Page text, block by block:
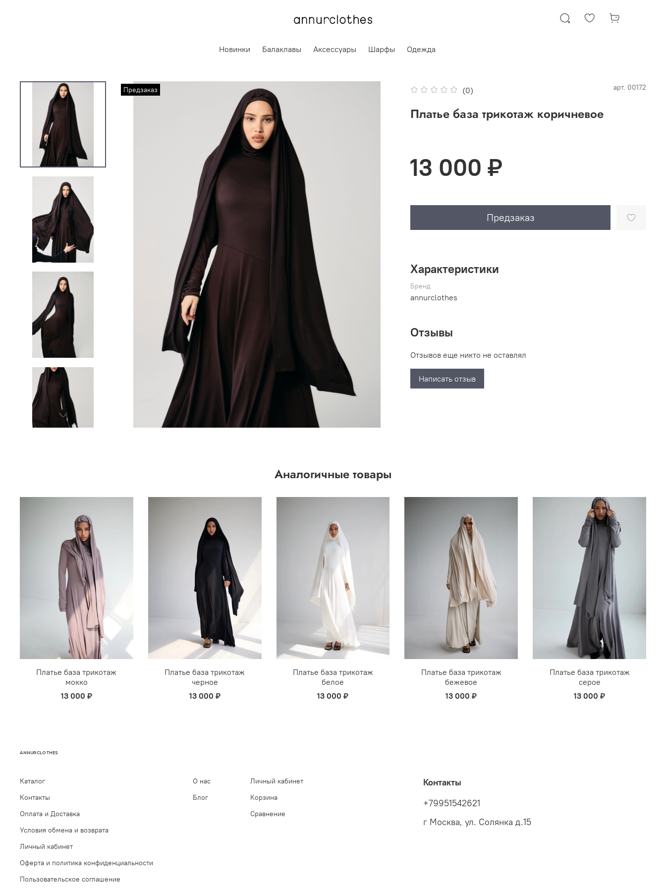
Новинки Балаклавы Аксессуары Шарфы Одежда
Предзаказ (0) арт. 00172
Платье база трикотаж коричневое
13 000 ₽
Предзаказ
Характеристики
Бренд
annurclothes
Отзывы
Отзывов еще никто не оставлял
Написать отзыв
Аналогичные товары
Платье база трикотаж
мокко
13 000 ₽
Платье база трикотаж
черное
13 000 ₽
Платье база трикотаж
белое
13 000 ₽
Платье база трикотаж
бежевое
13 000 ₽
Платье база трикотаж
серое
13 000 ₽
ANNURCLOTHES
Каталог
Контакты
Оплата и Доставка
Условия обмена и возврата
Личный кабинет
Оферта и политика конфиденциальности
Пользовательское соглашение
О нас
Блог
Личный кабинет
Корзина
Сравнение
Контакты
+79951542621
г Москва, ул. Солянка д.15